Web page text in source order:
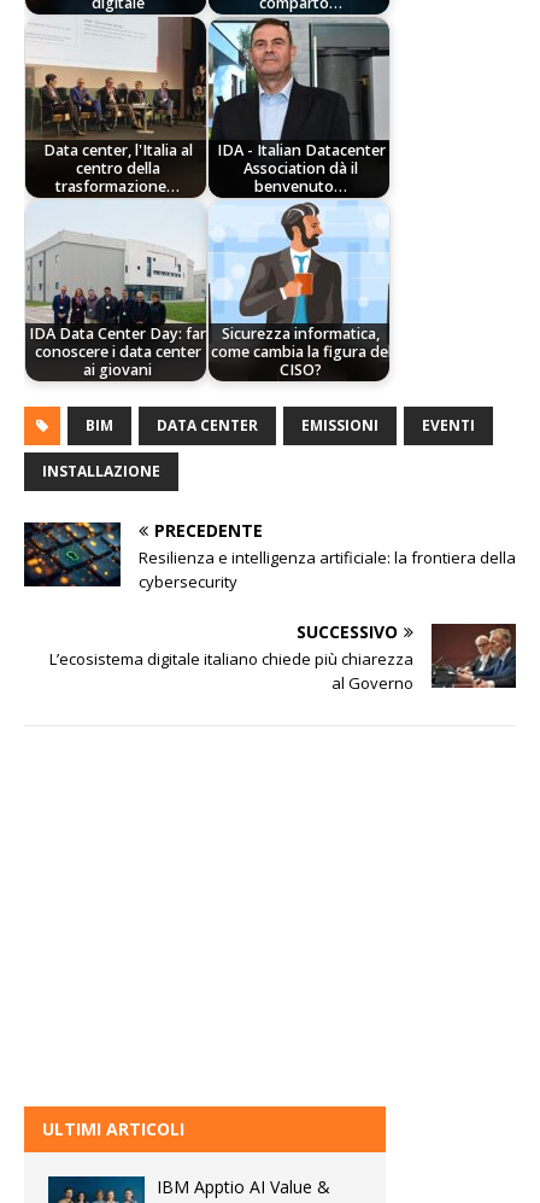
Data center, l'Italia al
centro della
trasformazione…
IDA - Italian Datacenter
Association dà il
benvenuto…
IDA Data Center Day: far
conoscere i data center
ai giovani
Sicurezza informatica,
come cambia la figura del
CISO?
BIM DATA CENTER EMISSIONI EVENTI
INSTALLAZIONE
PRECEDENTE
Resilienza e intelligenza artificiale: la frontiera della
cybersecurity
SUCCESSIVO
L’ecosistema digitale italiano chiede più chiarezza
al Governo
ULTIMI ARTICOLI
IBM Apptio AI Value &